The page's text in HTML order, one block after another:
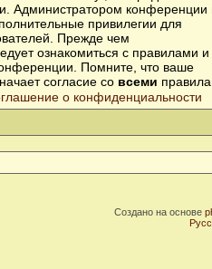
Администратором конференции
привилегии для
Прежде чем
ознакомиться с правилами и
Помните, что ваше
согласие со всеми
о конфиденциальности
Создано на основе